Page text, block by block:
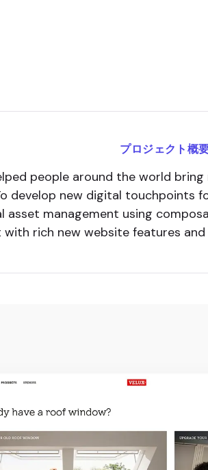
プロジェクト概
people around the world
develop new digital touchpoints
management using
rich new website features